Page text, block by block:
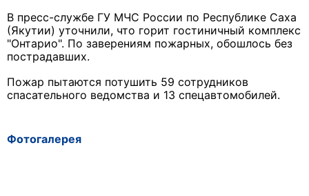
В пресс-службе ГУ МЧС России по Республике Саха
(Якутии) уточнили, что горит гостиничный комплекс
"Онтарио". По заверениям пожарных, обошлось без
пострадавших.
Пожар пытаются потушить 59 сотрудников
спасательного ведомства и 13 спецавтомобилей.
Фотогалерея